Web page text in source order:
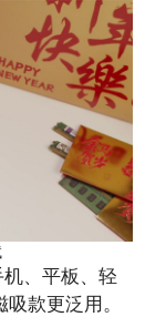
、平板、轻
款更泛用。